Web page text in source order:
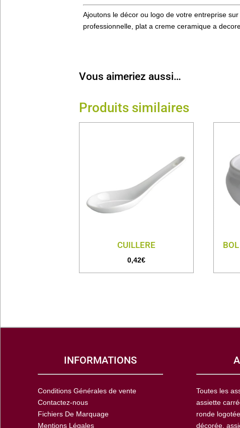
Ajoutons le décor ou logo de votre entreprise
professionnelle, plat a creme ceramique a
Vous aimeriez aussi…
Produits similaires
CUILLERE
0,42€
INFORMATIONS
Conditions Générales de vente
Contactez-nous
Fichiers De Marquage
Mentions Légales
Toutes les
assiette
ronde
décorée,